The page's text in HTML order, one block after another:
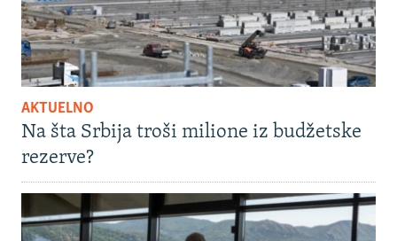
AKTUELNO
Na šta Srbija troši milione iz budžetske
rezerve?